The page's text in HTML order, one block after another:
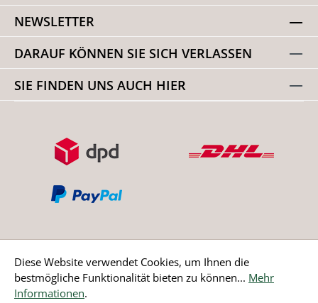
NEWSLETTER
DARAUF KÖNNEN SIE SICH VERLASSEN
SIE FINDEN UNS AUCH HIER
Bestellung widerrufen
Diese Website verwendet Cookies, um Ihnen die
bestmögliche Funktionalität bieten zu können... Mehr
Informationen.